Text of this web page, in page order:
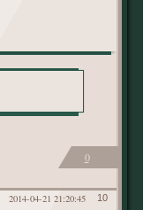
0
10
2014-04-21 21:20:45